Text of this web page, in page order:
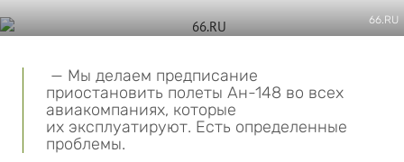
66.RU
— Мы делаем предписание
приостановить полеты Ан-148 во всех
авиакомпаниях, которые
их эксплуатируют. Есть определенные
проблемы.